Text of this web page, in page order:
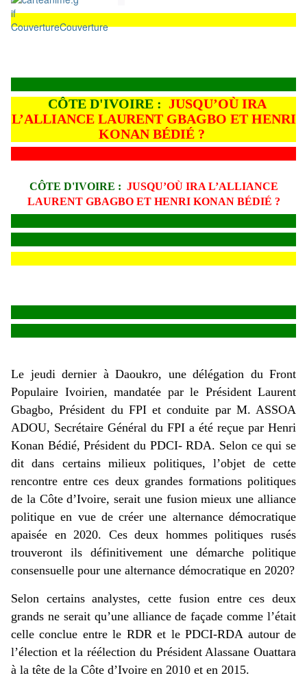
CouvertureCouverture
CÔTE D'IVOIRE : JUSQU’OÙ IRA
L’ALLIANCE LAURENT GBAGBO ET HENRI
KONAN BÉDIÉ ?
CÔTE D'IVOIRE : JUSQU’OÙ IRA L’ALLIANCE
LAURENT GBAGBO ET HENRI KONAN BÉDIÉ ?
Le jeudi dernier à Daoukro, une délégation du Front
Populaire Ivoirien, mandatée par le Président Laurent
Gbagbo, Président du FPI et conduite par M. ASSOA
ADOU, Secrétaire Général du FPI a été reçue par Henri
Konan Bédié, Président du PDCI- RDA. Selon ce qui se
dit dans certains milieux politiques, l’objet de cette
rencontre entre ces deux grandes formations politiques
de la Côte d’Ivoire, serait une fusion mieux une alliance
politique en vue de créer une alternance démocratique
apaisée en 2020. Ces deux hommes politiques rusés
trouveront ils définitivement une démarche politique
consensuelle pour une alternance démocratique en 2020?
Selon certains analystes, cette fusion entre ces deux
grands ne serait qu’une alliance de façade comme l’était
celle conclue entre le RDR et le PDCI-RDA autour de
l’élection et la réélection du Président Alassane Ouattara
à la tête de la Côte d’Ivoire en 2010 et en 2015.